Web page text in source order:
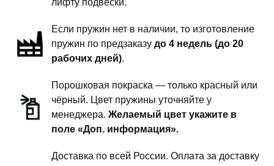
дюйма
лифту подвески.
Если пружин нет в наличии, то изготовление
пружин по предзаказу до 4 недель (до 20
рабочих дней).
Порошковая покраска — только красный или
чёрный. Цвет пружины уточняйте у
менеджера. Желаемый цвет укажите в
поле «Доп. информация».
Доставка по всей России. Оплата за доставку